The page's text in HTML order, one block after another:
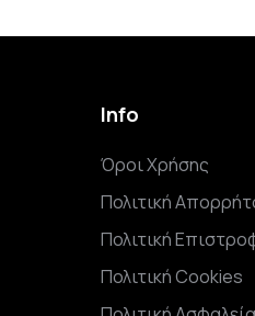
Info
Όροι Χρήσης
Πολιτική
Πολιτική
Πολιτική Cookies